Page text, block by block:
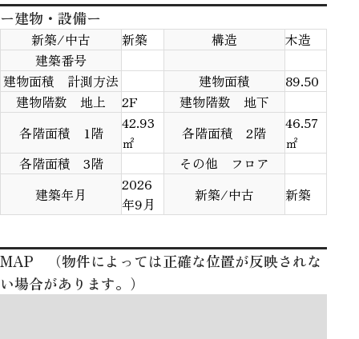
ー建物・設備ー
新築/中古 新築 構造
木造
建築番号
建物面積 計測方法
建物面積
89.50
建物階数 地上
2F
建物階数 地下
各階面積 1階
42.93
㎡
各階面積 2階
46.57
㎡
各階面積 3階
その他 フロア
建築年月
2026
年9月
新築/中古 新築
MAP （物件によっては正確な位置が反映されな
い場合があります。）